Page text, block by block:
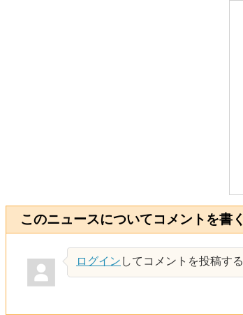
このニュースについてコメントを書く
ログイン してコメントを投稿する